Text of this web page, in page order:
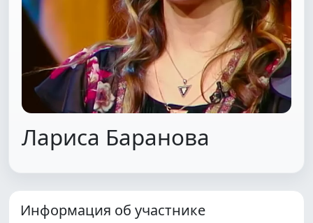
Лариса Баранова
Информация об участнике